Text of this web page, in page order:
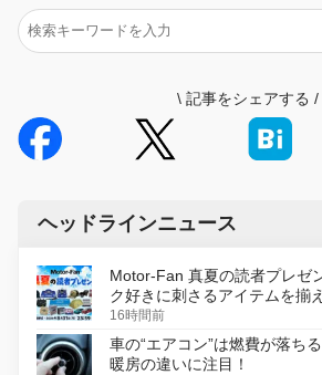
\ 記事をシェアする /
ヘッドラインニュース
Motor-Fan 真夏の読者プレゼ
ク好きに刺さるアイテムを揃
16時間前
車の“エアコン”は燃費が落ち
暖房の違いに注目！